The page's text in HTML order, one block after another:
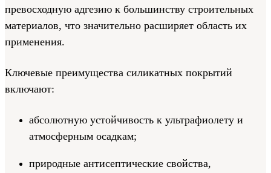
превосходную адгезию к большинству строительных
материалов, что значительно расширяет область их
применения.
Ключевые преимущества силикатных покрытий
включают:
абсолютную устойчивость к ультрафиолету и
атмосферным осадкам;
природные антисептические свойства,